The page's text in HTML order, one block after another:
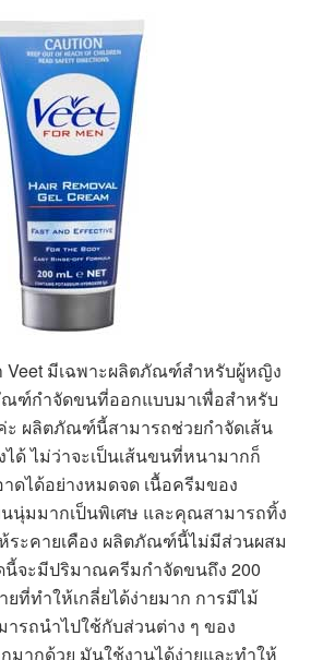
Veet มีเฉพาะผลิตภัณฑ์สำหรับผู้หญิง
ฑ์กำจัดขนที่ออกแบบมาเพื่อสำหรับ
ะ ผลิตภัณฑ์นี้สามารถช่วยกำจัดเส้น
ด้ ไม่ว่าจะเป็นเส้นขนที่หนามากก็
ดได้อย่างหมดจด เนื้อครีมของ
นุ่มมากเป็นพิเศษ และคุณสามารถทิ้ง
ระคายเคือง ผลิตภัณฑ์นี้ไม่มีส่วนผสม
นี้จะมีปริมาณครีมกำจัดขนถึง 200
ที่ทำให้เกลี่ยได้ง่ายมาก การมีไม้
รถนำไปใช้กับส่วนต่าง ๆ ของ
มากด้วย มันใช้งานได้ง่ายและทำให้